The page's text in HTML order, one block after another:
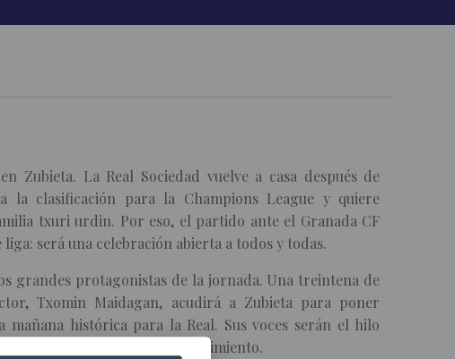
Zubieta. La Real Sociedad vuelve a casa después de
la clasificación para la Champions League y quiere
txuri urdin. Por eso, el partido ante el Granada CF
será una celebración abierta a todos y todas.
grandes protagonistas de la jornada. Una treintena de
Txomin Maidagan, acudirá a Zubieta para poner
mañana histórica para la Real. Sus voces serán el hilo
fútbol, cultura, ciudad y sentimiento.